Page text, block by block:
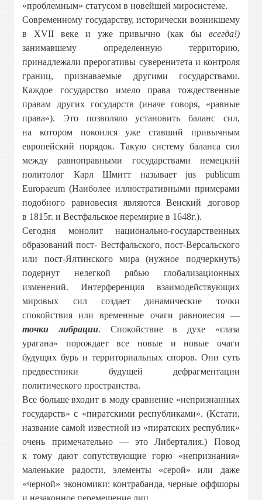
«проблемным» статусом в новейшей миросистеме.
Современному государству, исторически возникшему
в ХVII веке и уже привычно (как бы всегда!)
занимавшему определенную территорию,
принадлежали прерогативы суверенитета и контроля
границ, признаваемые другими государствами.
Каждое государство имело права тождественные
правам других государств (иначе говоря, «равные
права»). Это позволяло установить баланс сил,
на котором покоился уже ставший привычным
европейский порядок. Такую систему баланса сил
между равноправными государствами немецкий
политолог Карл Шмитт называет jus publicum
Europaeum (Наиболее иллюстративными примерами
подобного равновесия являются Венский договор
в 1815г. и Вестфальское перемирие в 1648г.).
Сегодня монолит национально-государственных
образований пост- Вестфальского, пост-Версальского
или пост-Ялтинского мира (нужное подчеркнуть)
подернут нелегкой рябью глобализационных
изменений. Интерференция взаимодействующих
мировых сил создает динамические точки
спокойствия или временные очаги равновесия —
точки либрации. Спокойствие в духе «глаза
урагана» порождает все новые и новые очаги
будущих бурь и территориальных споров. Они суть
предвестники будущей дефрагментации
политического пространства.
Все больше входит в моду сравнение «непризнанных
государств» с «пиратскими республиками». (Кстати,
название самой известной из «пиратских республик»
очень примечательно — это Либерталия.) Повод
к тому дают сопутствующие горю «непризнания»
маленькие радости, элементы «серой» или даже
«черной» экономики: контрабанда, черные оффшоры
и незаконное перемещение лиц.